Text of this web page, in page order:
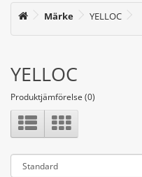
Märke YELLOC
YELLOC
Produktjämförelse (0)